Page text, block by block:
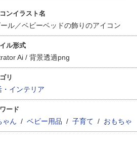
ンイラスト名
ル／ベビーベッドの飾りのアイコン
ル形式
Ai / 背景透過png
リ
・インテリア
ード
ゃん / ベビー用品 / 子育て / おもちゃ